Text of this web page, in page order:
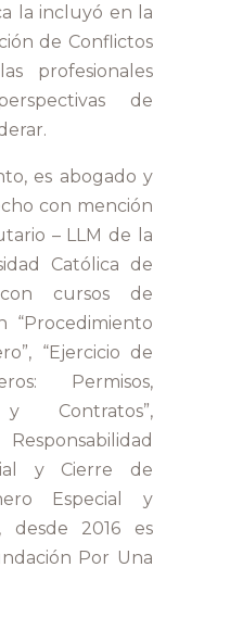
la incluyó en la
de Conflictos
profesionales
de
es abogado y
con mención
– LLM de la
Católica de
cursos de
“Procedimiento
“Ejercicio de
Permisos,
Contratos”,
y Cierre de
Especial y
desde 2016 es
Por Una